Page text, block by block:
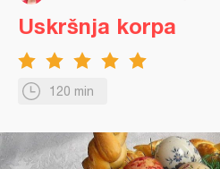
120 min
Uskršnja korpa